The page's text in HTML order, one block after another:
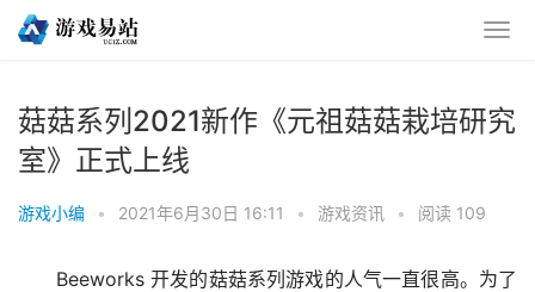
菇菇系列2021新作《元祖菇菇栽培研究
室》正式上线
游戏小编 • 2021年6月30日 16:11 • 游戏资讯 • 阅读 109
Beeworks 开发的菇菇系列游戏的人气一直很高。为了